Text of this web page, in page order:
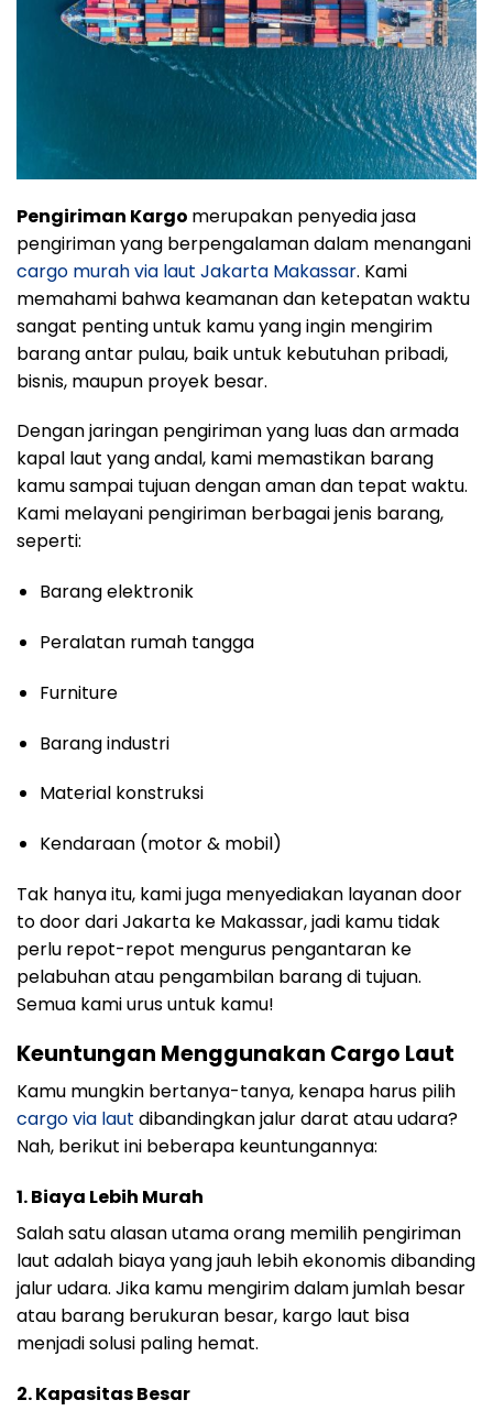
Pengiriman Kargo merupakan penyedia jasa
pengiriman yang berpengalaman dalam menangani
cargo murah via laut Jakarta Makassar. Kami
memahami bahwa keamanan dan ketepatan waktu
sangat penting untuk kamu yang ingin mengirim
barang antar pulau, baik untuk kebutuhan pribadi,
bisnis, maupun proyek besar.
Dengan jaringan pengiriman yang luas dan armada
kapal laut yang andal, kami memastikan barang
kamu sampai tujuan dengan aman dan tepat waktu.
Kami melayani pengiriman berbagai jenis barang,
seperti:
Barang elektronik
Peralatan rumah tangga
Furniture
Barang industri
Material konstruksi
Kendaraan (motor & mobil)
Tak hanya itu, kami juga menyediakan layanan door
to door dari Jakarta ke Makassar, jadi kamu tidak
perlu repot-repot mengurus pengantaran ke
pelabuhan atau pengambilan barang di tujuan.
Semua kami urus untuk kamu!
Keuntungan Menggunakan Cargo Laut
Kamu mungkin bertanya-tanya, kenapa harus pilih
cargo via laut dibandingkan jalur darat atau udara?
Nah, berikut ini beberapa keuntungannya:
1. Biaya Lebih Murah
Salah satu alasan utama orang memilih pengiriman
laut adalah biaya yang jauh lebih ekonomis dibanding
jalur udara. Jika kamu mengirim dalam jumlah besar
atau barang berukuran besar, kargo laut bisa
menjadi solusi paling hemat.
2. Kapasitas Besar